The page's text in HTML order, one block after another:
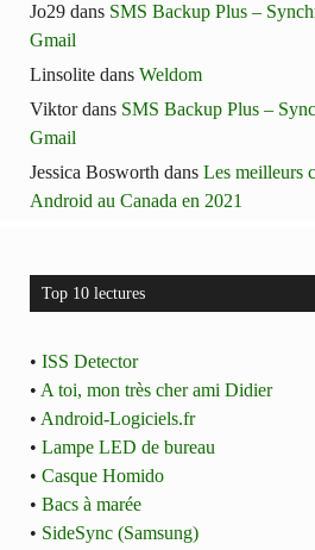
Jo29 dans SMS Backup Plus –
Gmail
Linsolite dans Weldom
Viktordans SMS Backup Plus –
Gmail
Jessica Bosworth dans Les meilleurs
Android au Canada en 2021
Top 10 lectures
• ISS Detector
• A toi, mon très cher ami Didier
• Android-Logiciels.fr
• Lampe LED de bureau
• Casque Homido
• Bacs à marée
• SideSync (Samsung)